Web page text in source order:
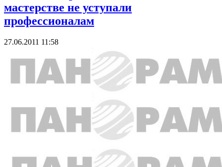
мастерстве не уступали
профессионалам
27.06.2011 11:58